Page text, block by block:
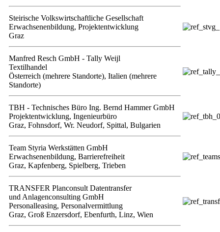
Steirische Volkswirtschaftliche Gesellschaft
Erwachsenenbildung, Projektentwicklung
Graz
Manfred Resch GmbH - Tally Weijl
Textilhandel
Österreich (mehrere Standorte), Italien (mehrere
Standorte)
TBH - Technisches Büro Ing. Bernd Hammer GmbH
Projektentwicklung, Ingenieurbüro
Graz, Fohnsdorf, Wr. Neudorf, Spittal, Bulgarien
Team Styria Werkstätten GmbH
Erwachsenenbildung, Barrierefreiheit
Graz, Kapfenberg, Spielberg, Trieben
TRANSFER Planconsult Datentransfer
und Anlagenconsulting GmbH
Personalleasing, Personalvermittlung
Graz, Groß Enzersdorf, Ebenfurth, Linz, Wien